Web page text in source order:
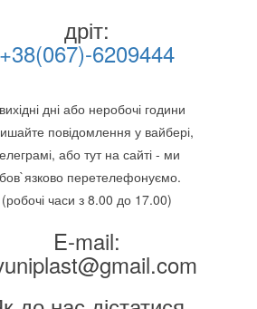
дріт:
+38(067)-6209444
дні або неробочі години
повідомлення у вайбері,
або тут на сайті - ми
перетелефонуємо.
(робочі часи з 8.00 до 17.00)
E-mail: